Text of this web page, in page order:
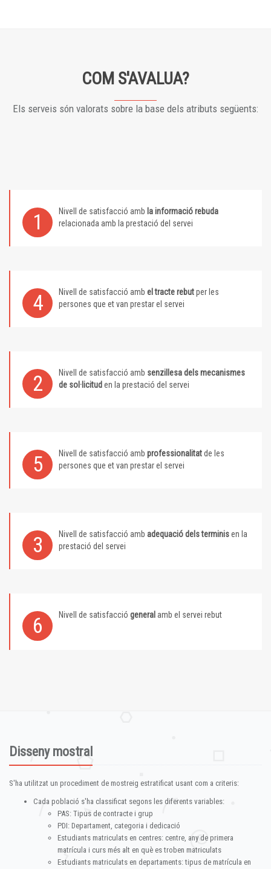
COM S'AVALUA?
Els serveis són valorats sobre la base dels atributs següents:
1 Nivell de satisfacció amb la informació rebuda
relacionada amb la prestació del servei
4 Nivell de satisfacció amb el tracte rebutper les
persones que et van prestar el servei
2 Nivell de satisfacció amb senzillesa dels mecanismes
de sol·licitud en la prestació del servei
5 Nivell de satisfacció amb professionalitatde les
persones que et van prestar el servei
3 Nivell de satisfacció amb adequació dels terminisen la
prestació del servei
6 Nivell de satisfacció general amb el servei rebut
Disseny mostral
S'ha utilitzat un procediment de mostreig estratificat usant com a criteris:
Cada població s'ha classificat segons les diferents variables:
PAS: Tipus de contracte i grup
PDI: Departament, categoria i dedicació
Estudiants matriculats en centres: centre, any de primera
matrícula i curs més alt en què es troben matriculats
Estudiants matriculats en departaments: tipus de matrícula en